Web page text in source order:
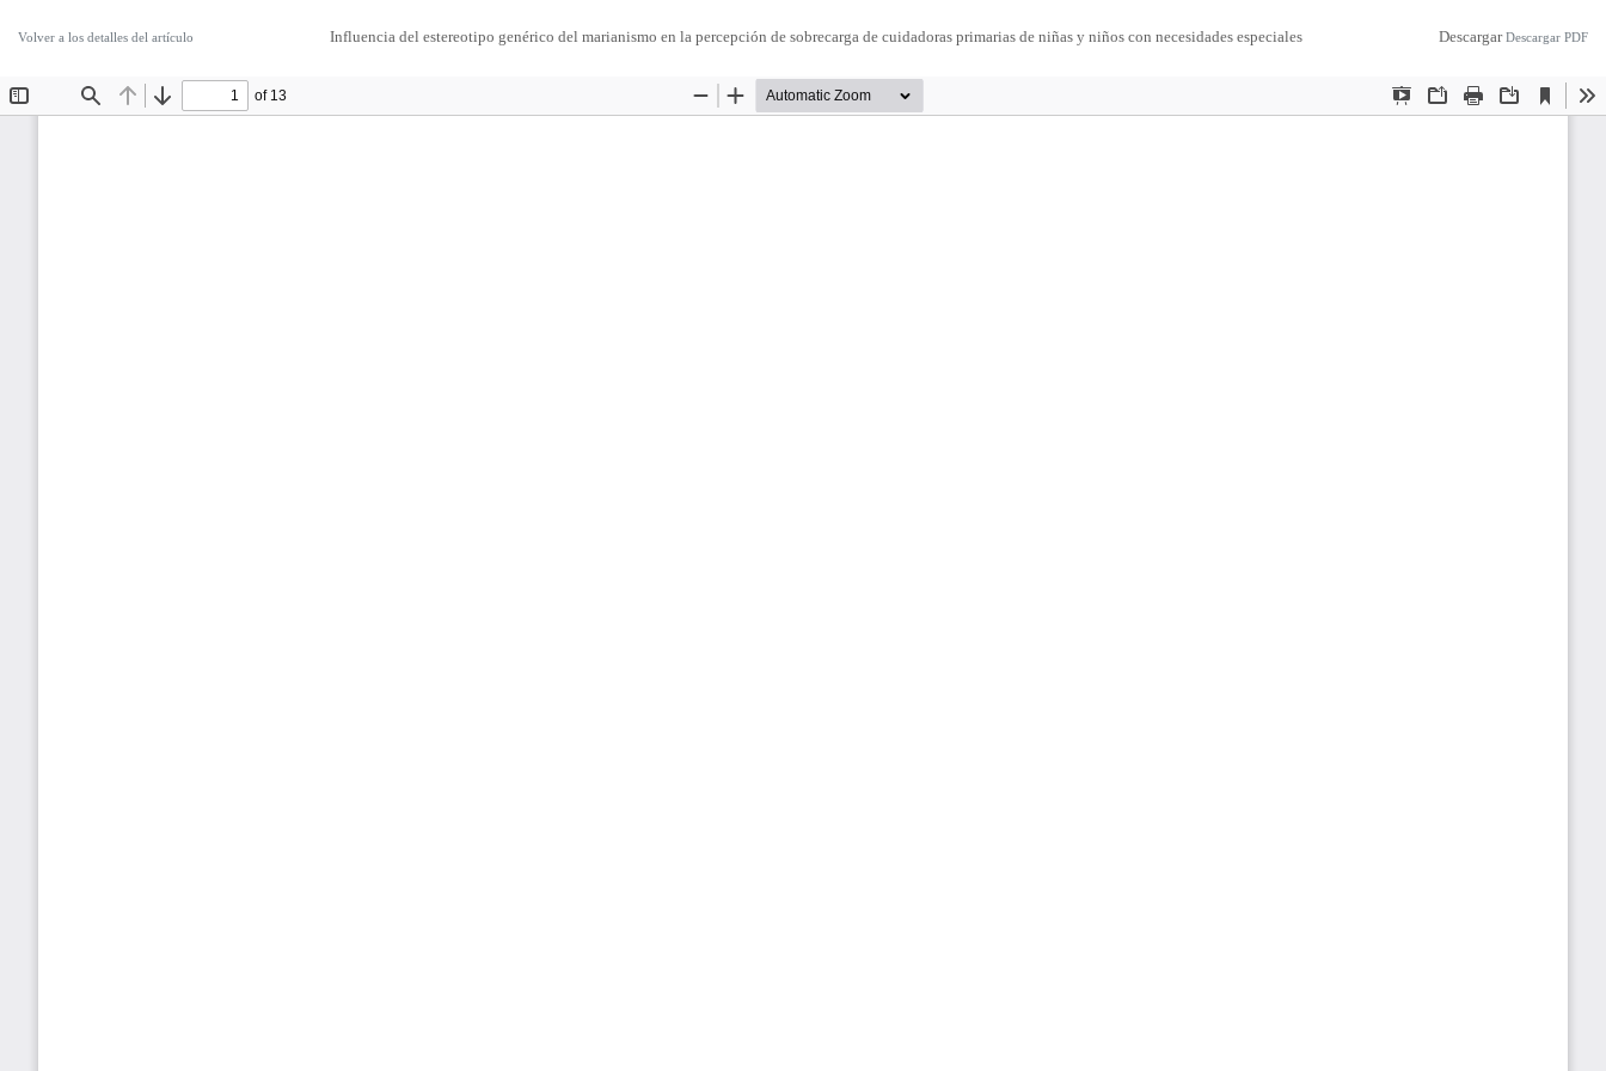
Volver a los detalles del artículo Influencia del estereotipo genérico del marianismo en la percepción de sobrecarga de cuidadoras primarias de niñas y niños con necesidades especiales DescargarDescargar PDF